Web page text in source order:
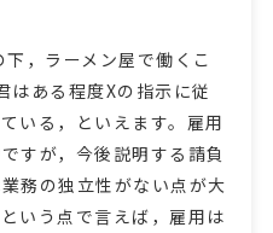
，ラーメン屋で働くこ
はある程度Xの指示に従
いる，といえます。雇用
すが，今後説明する請負
務の独立性がない点が大
いう点で言えば，雇用は